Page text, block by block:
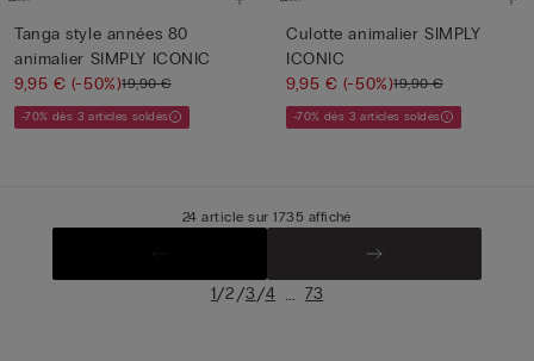
Tanga style années 80
animalier SIMPLY ICONIC
9,95 € (-50%)19,90 €
-70% dès 3 articles soldés
Culotte animalier SIMPLY
ICONIC
9,95 € (-50%)19,90 €
-70% dès 3 articles soldés
24 article sur 1735 affiché
1/2/3/4 73